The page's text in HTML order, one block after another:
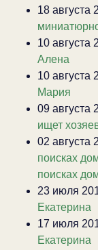
18 августа
10 августа
Алена
10 августа
Мария
09 августа
ищет
02 августа
поисках
поисках
23 июля
Екатерина
17 июля
Екатерина